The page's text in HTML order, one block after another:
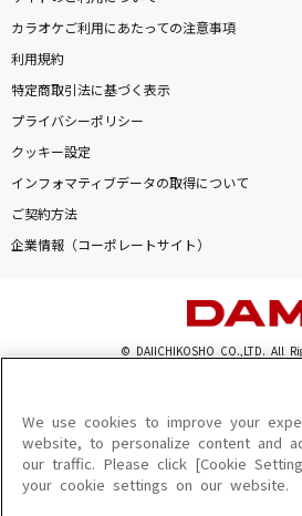
カラオケご利用にあたっての注意事項
利用規約
特定商取引法に基づく表示
プライバシーポリシー
クッキー設定
インフォマティブデータの取得について
ご契約方法
企業情報（コーポレートサイト）
© DAIICHIKOSHO CO.,LTD. All
このサイトに掲載されている一切の文章・画像・写
を問わず、著作権法の定める範囲を超えて無断で複
を禁じます。
楽曲及びコンテンツは、機種によりご利用いただけ
楽曲及びコンテンツの配信日、配信内容が変更にな
We use cookies to improve your
website, to personalize content and
our traffic. Please click [Cookie
your cookie settings on our website.